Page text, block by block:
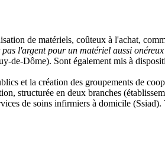
de matériels, coûteux à l'achat,
l'argent pour un matériel aussi onéreux
de-Dôme). Sont également mis à
et la création des groupements de
structurée en deux branches
de soins infirmiers à domicile